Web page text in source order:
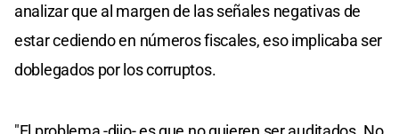
analizar que al margen de las señales negativas de
estar cediendo en números fiscales, eso implicaba ser
doblegados por los corruptos.